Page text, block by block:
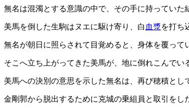
無名は混濁とする意識の中で、その手に持っていた
美馬を倒した生駒はヌエに駆け寄り、白 血漿を打ち
無名が朝日に照らされて目覚めると、身体を覆って
そこへ立ち上がってきた美馬が、地に倒れこんでい
美馬への決別の意思を示した無名は、再び穂積とし
金剛郭から脱出するために克城の乗組員と取引をし